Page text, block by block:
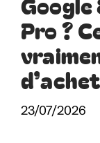
Pro ?
23/07/2026